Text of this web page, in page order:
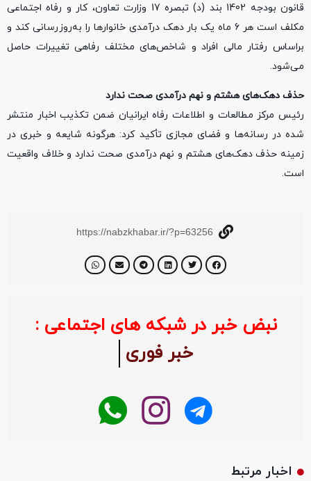
قانون بودجه 1402 بند (د) تبصره 17 وزارت تعاون، کار و رفاه اجتماعی
مکلف است هر 6 ماه یک بار دهک درآمدی خانوارها را به‌روز‌رسانی کند و
براساس رفتار مالی افراد و شاخص‌های مختلف رفاهی تغییرات حاصل
می‌شود.
حذف دهک‌های هشتم و نهم درآمدی صحت ندارد
رئیس مرکز مطالعات و اطلاعات رفاه ایرانیان ضمن تکذیب اخبار منتشر
شده در رسانه‌ها و فضای مجازی تأکید کرد: هرگونه شایعه و خبری در
زمینه حذف دهک‌های هشتم و نهم درآمدی صحت ندارد و خلاف واقعیت
است.
https://nabzkhabar.ir/?p=63256
نبض خبر در شبکه های اجتماعی :
خبر فوری
اخبار مرتبط